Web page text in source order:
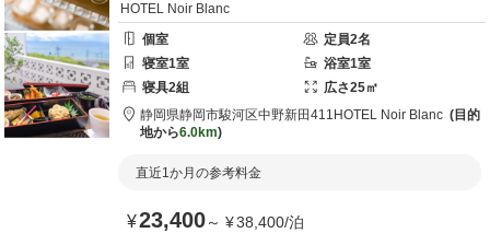
HOTEL Noir Blanc
個室
定員2名
寝室1室 浴室1室
寝具2組 広さ25㎡
静岡県静岡市駿河区中野新田411 HOTEL Noir Blanc
目的
地から6.0km
直近1か月の参考料金
¥23,400～ ¥38,400/泊